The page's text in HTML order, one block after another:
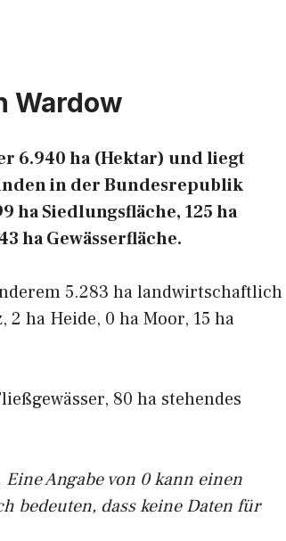
Wardow
6.940 ha (Hektar) und liegt
in der Bundesrepublik
ha Siedlungsfläche, 125 ha
ha Gewässerfläche.
5.283 ha landwirtschaftlich
2 ha Heide, 0 ha Moor, 15 ha
80 ha stehendes
Angabe von 0 kann einen
bedeuten, dass keine Daten für